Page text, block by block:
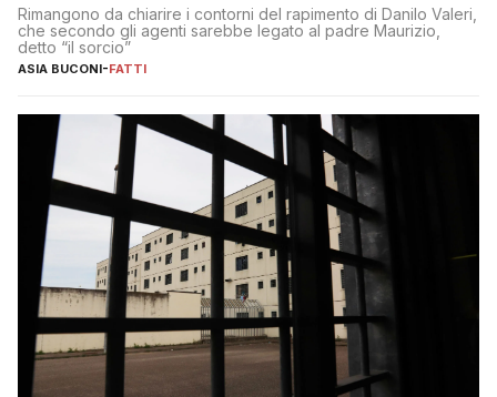
Rimangono da chiarire i contorni del rapimento di Danilo Valeri,
che secondo gli agenti sarebbe legato al padre Maurizio,
detto “il sorcio”
ASIA BUCONI-FATTI